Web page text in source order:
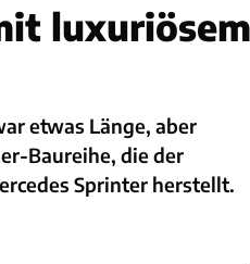
luxuriösem
etwas Länge, aber
Baureihe, die der
Sprinter herstellt.